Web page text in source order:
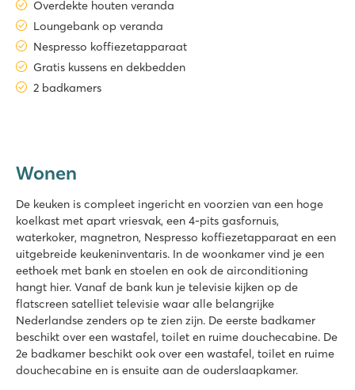
Overdekte houten veranda
Loungebank op veranda
Nespresso koffiezetapparaat
Gratis kussens en dekbedden
2 badkamers
Wonen
De keuken is compleet ingericht en voorzien van een hoge
koelkast met apart vriesvak, een 4-pits gasfornuis,
waterkoker, magnetron, Nespresso koffiezetapparaat en een
uitgebreide keukeninventaris. In de woonkamer vind je een
eethoek met bank en stoelen en ook de airconditioning
hangt hier. Vanaf de bank kun je televisie kijken op de
flatscreen satelliet televisie waar alle belangrijke
Nederlandse zenders op te zien zijn. De eerste badkamer
beschikt over een wastafel, toilet en ruime douchecabine. De
2e badkamer beschikt ook over een wastafel, toilet en ruime
douchecabine en is ensuite aan de ouderslaapkamer.